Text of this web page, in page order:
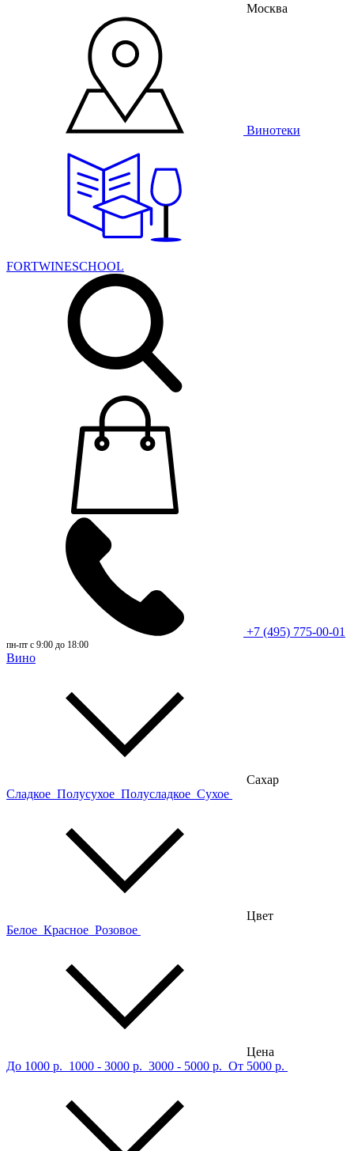
Москва
Винотеки
FORTWINESCHOOL
+7 (495) 775-00-01
пн-пт с 9:00 до 18:00
Вино
Сахар
Сладкое Полусухое Полусладкое Сухое
Цвет
Белое Красное Розовое
Цена
До 1000 р. 1000 - 3000 р. 3000 - 5000 р. От 5000 р.